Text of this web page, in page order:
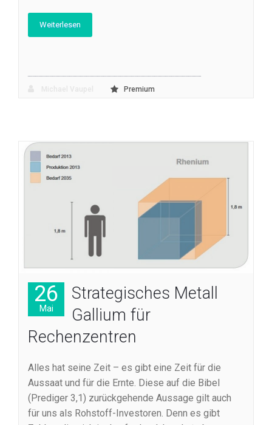
Weiterlesen
Premium
26
Mai
Strategisches Metall
Gallium für
Rechenzentren
Alles hat seine Zeit – es gibt eine Zeit für die
Aussaat und für die Ernte. Diese auf die Bibel
(Prediger 3,1) zurückgehende Aussage gilt auch
für uns als Rohstoff-Investoren. Denn es gibt